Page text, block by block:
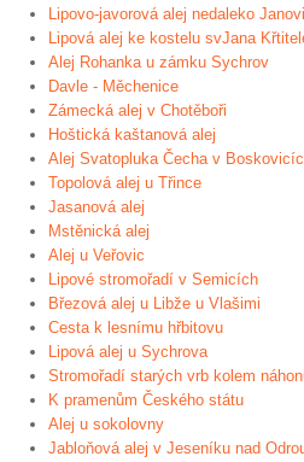
Lipovo-javorová alej nedaleko
Lipová alej ke kostelu svJana
Alej Rohanka u zámku Sychrov
Davle - Měchenice
Zámecká alej v Chotěboři
Hoštická kaštanová alej
Alej Svatopluka Čecha v
Topolová alej u Třince
Jasanová alej
Mstěnická alej
Alej u Veřovic
Lipové stromořadí v Semicích
Březová alej u Libže u Vlašimi
Cesta k lesnímu hřbitovu
Lipová alej u Sychrova
Stromořadí starých vrb kolem
K pramenům Českého státu
Alej u sokolovny
Jabloňová alej v Jeseníku nad